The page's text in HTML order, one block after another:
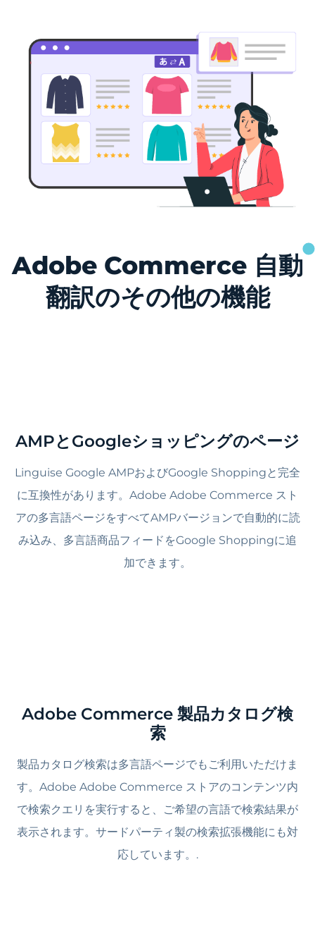
Adobe Commerce 自動
翻訳のその他の機能
AMPとGoogleショッピングのページ
Linguise Google AMPおよびGoogle Shoppingと完全
に互換性があります。Adobe Adobe Commerce スト
アの多言語ページをすべてAMPバージョンで自動的に読
み込み、多言語商品フィードをGoogle Shoppingに追
加できます。
Adobe Commerce 製品カタログ検
索
製品カタログ検索は多言語ページでもご利用いただけま
す。Adobe Adobe Commerce ストアのコンテンツ内
で検索クエリを実行すると、ご希望の言語で検索結果が
表示されます。サードパーティ製の検索拡張機能にも対
応しています。.